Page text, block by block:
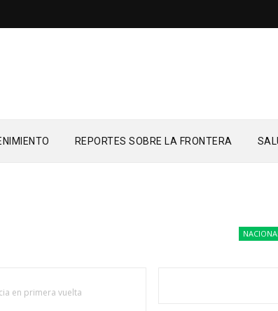
REPORTES SOBRE LA FRONTERA
NACIONALES
en primera vuelta